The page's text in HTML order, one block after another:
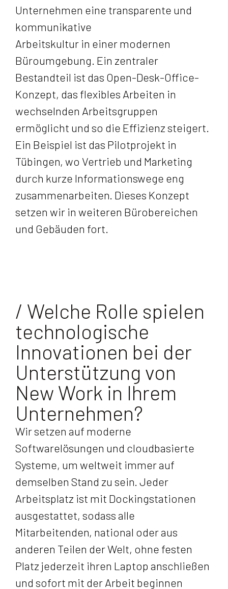
Unternehmen eine transparente und
kommunikative
Arbeitskultur in einer modernen
Büroumgebung. Ein zentraler
Bestandteil ist das Open-Desk-Office-
Konzept, das flexibles Arbeiten in
wechselnden Arbeitsgruppen
ermöglicht und so die Effizienz steigert.
Ein Beispiel ist das Pilotprojekt in
Tübingen, wo Vertrieb und Marketing
durch kurze Informationswege eng
zusammenarbeiten. Dieses Konzept
setzen wir in weiteren Bürobereichen
und Gebäuden fort.
/ Welche Rolle spielen
technologische
Innovationen bei der
Unterstützung von
New Work in Ihrem
Unternehmen?
Wir setzen auf moderne
Softwarelösungen und cloudbasierte
Systeme, um weltweit immer auf
demselben Stand zu sein. Jeder
Arbeitsplatz ist mit Dockingstationen
ausgestattet, sodass alle
Mitarbeitenden, national oder aus
anderen Teilen der Welt, ohne festen
Platz jederzeit ihren Laptop anschließen
und sofort mit der Arbeit beginnen